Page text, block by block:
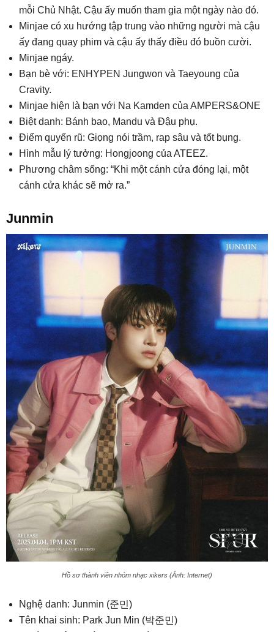
mỗi Chủ Nhật. Cậu ấy muốn tham gia một ngày nào đó.
Minjae có xu hướng tập trung vào những người mà cậu
ấy đang quay phim và cậu ấy thấy điều đó buồn cười.
Minjae ngáy.
Bạn bè với: ENHYPEN Jungwon và Taeyoung của
Cravity.
Minjae hiện là bạn với Na Kamden của AMPERS&ONE
Biệt danh: Bánh bao, Mandu và Đậu phụ.
Điểm quyến rũ: Giọng nói trầm, rap sâu và tốt bụng.
Hình mẫu lý tưởng: Hongjoong của ATEEZ.
Phương châm sống: “Khi một cánh cửa đóng lại, một
cánh cửa khác sẽ mở ra.”
Junmin
Hồ sơ thành viên nhóm nhạc xikers (Ảnh: Internet)
Nghệ danh: Junmin (준민)
Tên khai sinh: Park Jun Min (박준민)